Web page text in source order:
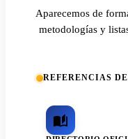
Aparecemos de
metodologías y
REFERENCIAS